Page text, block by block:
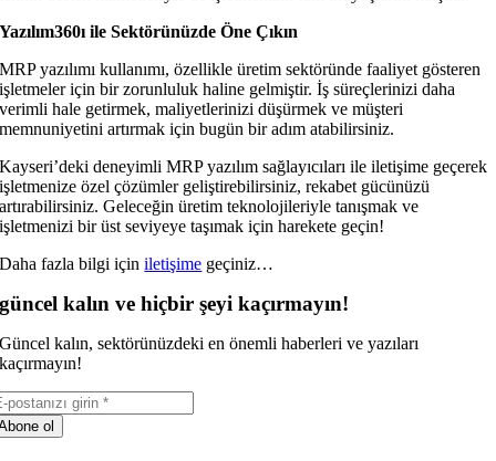
Yazılım360ı ile Sektörünüzde Öne Çıkın
MRP yazılımı kullanımı, özellikle üretim sektöründe faaliyet gösteren
işletmeler için bir zorunluluk haline gelmiştir. İş süreçlerinizi daha
verimli hale getirmek, maliyetlerinizi düşürmek ve müşteri
memnuniyetini artırmak için bugün bir adım atabilirsiniz.
Kayseri’deki deneyimli MRP yazılım sağlayıcıları ile iletişime geçerek
işletmenize özel çözümler geliştirebilirsiniz, rekabet gücünüzü
artırabilirsiniz. Geleceğin üretim teknolojileriyle tanışmak ve
işletmenizi bir üst seviyeye taşımak için harekete geçin!
Daha fazla bilgi içiniletişime geçiniz…
güncel kalın ve hiçbir şeyi kaçırmayın!
Güncel kalın, sektörünüzdeki en önemli haberleri ve yazıları
kaçırmayın!
ol